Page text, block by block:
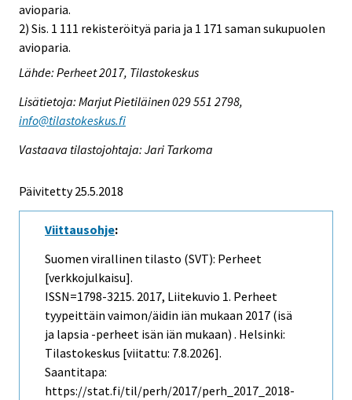
avioparia.
2) Sis. 1 111 rekisteröityä paria ja 1 171 saman sukupuolen
avioparia.
Lähde: Perheet 2017, Tilastokeskus
Lisätietoja: Marjut Pietiläinen 029 551 2798,
info@tilastokeskus.fi
Vastaava tilastojohtaja: Jari Tarkoma
Päivitetty 25.5.2018
Viittausohje:
Suomen virallinen tilasto (SVT): Perheet
[verkkojulkaisu].
ISSN=1798-3215. 2017, Liitekuvio 1. Perheet
tyypeittäin vaimon/äidin iän mukaan 2017 (isä
ja lapsia -perheet isän iän mukaan) . Helsinki:
Tilastokeskus [viitattu: 7.8.2026].
Saantitapa:
https://stat.fi/til/perh/2017/perh_2017_2018-